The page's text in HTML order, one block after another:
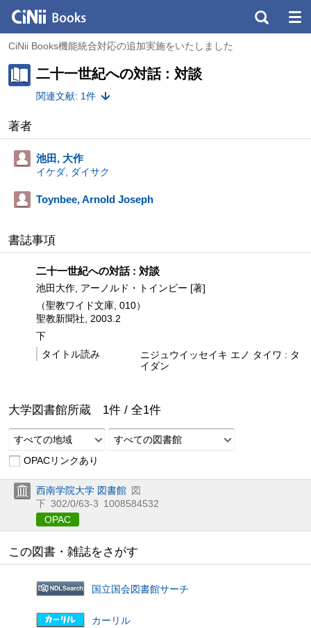
CiNii Books機能統合対応の追加実施をいたしました
二十一世紀への対話 : 対談
関連文献: 1件
著者
池田, 大作
イケダ, ダイサク
Toynbee, Arnold Joseph
書誌事項
二十一世紀への対話 : 対談
池田大作, アーノルド・トインビー [著]
（聖教ワイド文庫, 010）
聖教新聞社, 2003.2
下
タイトル読み
ニジュウイッセイキ エノ タイワ : タ
イダン
大学図書館所蔵 1件 / 全1件
すべての地域
すべての図書館
OPACリンクあり
西南学院大学 図書館 図
下 302/0/63-3 1008584532
OPAC
この図書・雑誌をさがす
国立国会図書館サーチ
カーリル